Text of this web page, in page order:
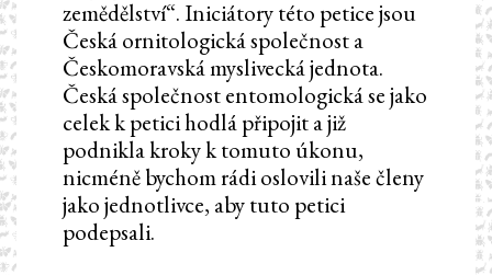
zemědělství“. Iniciátory této petice jsou
Česká ornitologická společnost a
Českomoravská myslivecká jednota.
Česká společnost entomologická se jako
celek k petici hodlá připojit a již
podnikla kroky k tomuto úkonu,
nicméně bychom rádi oslovili naše členy
jako jednotlivce, aby tuto petici
podepsali.